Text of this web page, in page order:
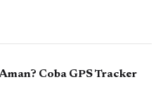
Coba GPS Tracker